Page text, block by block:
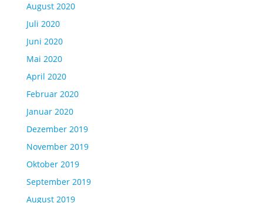
August 2020
Juli 2020
Juni 2020
Mai 2020
April 2020
Februar 2020
Januar 2020
Dezember 2019
November 2019
Oktober 2019
September 2019
August 2019